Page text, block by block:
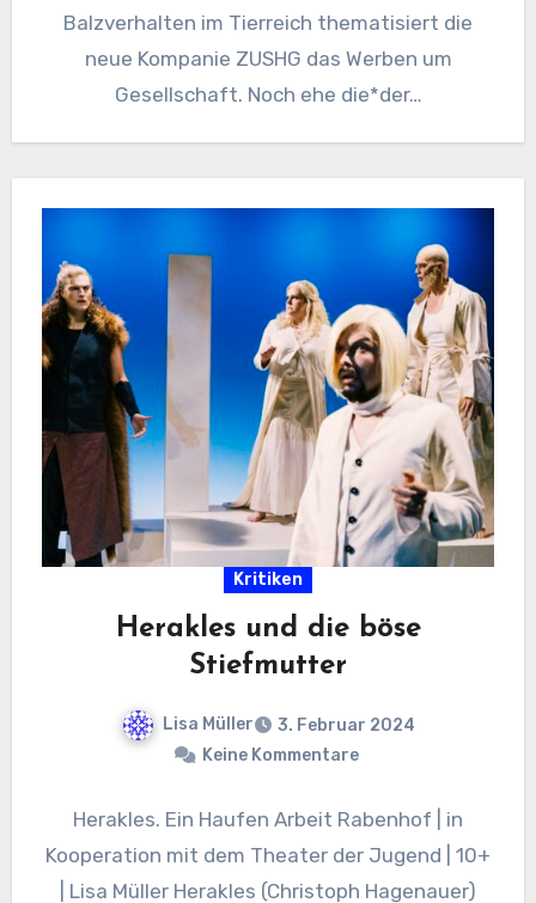
Balzverhalten im Tierreich thematisiert die
neue Kompanie ZUSHG das Werben um
Gesellschaft. Noch ehe die*der…
Kritiken
Herakles und die böse
Stiefmutter
Lisa Müller
3. Februar 2024
Keine Kommentare
Herakles. Ein Haufen Arbeit Rabenhof | in
Kooperation mit dem Theater der Jugend | 10+
| Lisa Müller Herakles (Christoph Hagenauer)